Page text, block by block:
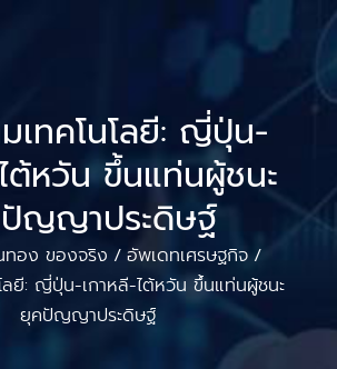
เทคโนโลยี: ญี่ปุ่น-
ต้หวัน ขึ้นแท่นผู้ชนะ
ญญาประดิษฐ์
ทอง ของจริง / อัพเดทเศรษฐกิจ /
ลยี: ญี่ปุ่น-เกาหลี-ไต้หวัน ขึ้นแท่นผู้ชนะ
ยุคปัญญาประดิษฐ์